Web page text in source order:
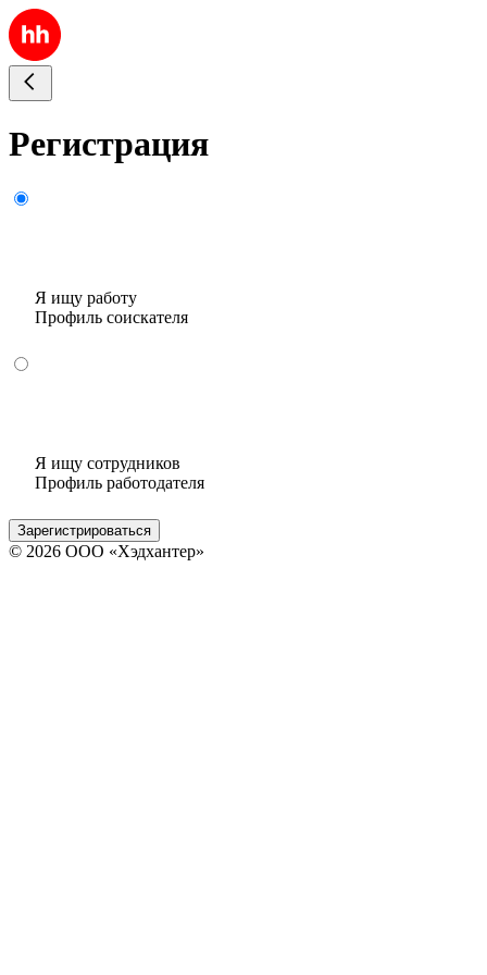
Регистрация
Я ищу работу
Профиль соискателя
Я ищу сотрудников
Профиль работодателя
Зарегистрироваться
© 2026 ООО «Хэдхантер»